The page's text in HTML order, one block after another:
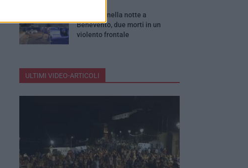
Tragedia nella notte a
Benevento, due morti in un
violento frontale
ULTIMI VIDEO-ARTICOLI